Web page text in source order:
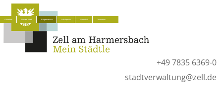
+49 7835 6369-0
stadtverwaltung@zell.de
Aktuelles Unsere Stadt Bürgerservice Lokalpolitik Wirtschaft Tourismus